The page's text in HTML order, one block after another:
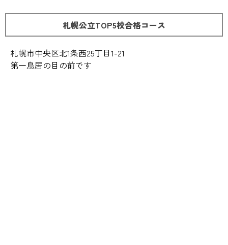
札幌公立TOP5校合格コース
札幌市中央区北1条西25丁目1-21
第一鳥居の目の前です